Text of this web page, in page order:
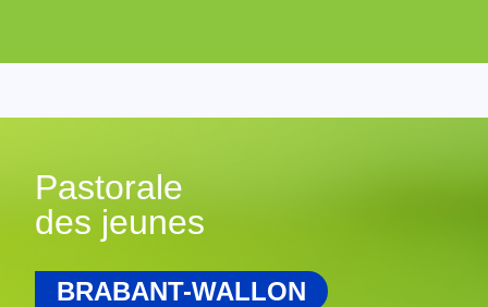
Pastorale
des jeunes
BRABANT-WALLON